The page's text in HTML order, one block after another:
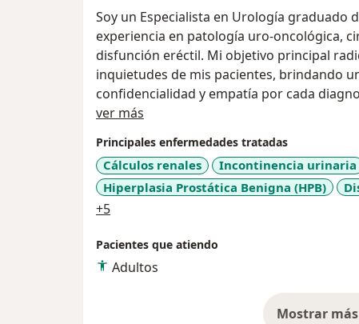
Soy un Especialista en Urología graduado
experiencia en patología uro-oncológica,
disfunción eréctil. Mi objetivo principal
inquietudes de mis pacientes, brindando
confidencialidad y empatía por cada
pacientes una atención humanizada,
mi como profesional en cada consulta.
ver más
Principales enfermedades tratadas
Cálculos renales
Incontinencia urinaria
Hiperplasia Prostática Benigna (HPB)
+5a11y_sr_more_diseases
Pacientes que atiendo
Adultos
Mostrar